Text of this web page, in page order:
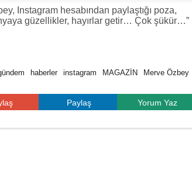
Instagram hesabından paylaştığı poza,
güzellikler, hayırlar getir… Çok şükür…”
haberler instagram MAGAZİN
Merve Özbey
Paylaş Yorum Yaz